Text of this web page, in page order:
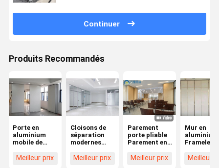
Continuer
Produits Recommandés
Porte en
aluminium
mobile de
cloison de
Meilleur prix
Cloisons de
séparation
modernes
adaptées aux
Meilleur prix
Parement
porte pliable
Parement en
Parement
Meilleur prix
Mur en
aluminium
Frameless
universel
Meilleur